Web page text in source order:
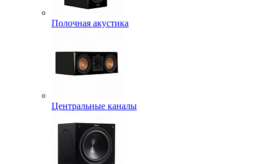
Полочная акустика
Центральные каналы